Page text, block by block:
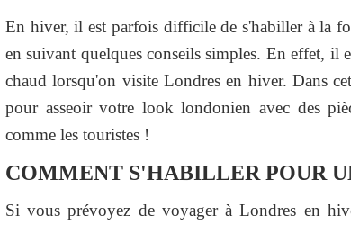
En hiver, il est parfois difficile de s'habiller à la
en suivant quelques conseils simples. En effet, il
chaud lorsqu'on visite Londres en hiver. Dans
pour asseoir votre look londonien avec des
comme les touristes !
COMMENT S'HABILLER POUR
Si vous prévoyez de voyager à Londres en